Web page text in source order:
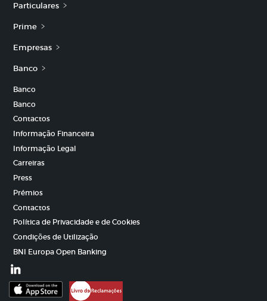
Particulares
Prime
Empresas
Banco
Banco
Banco
Contactos
Informação Financeira
Informação Legal
Carreiras
Press
Prémios
Contactos
Política de Privacidade e de Cookies
Condições de Utilização
BNI Europa Open Banking